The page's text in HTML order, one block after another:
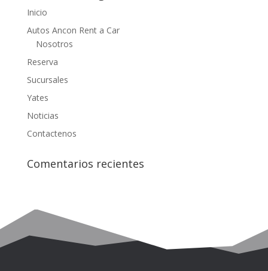
Inicio
Autos Ancon Rent a Car
Nosotros
Reserva
Sucursales
Yates
Noticias
Contactenos
Comentarios recientes